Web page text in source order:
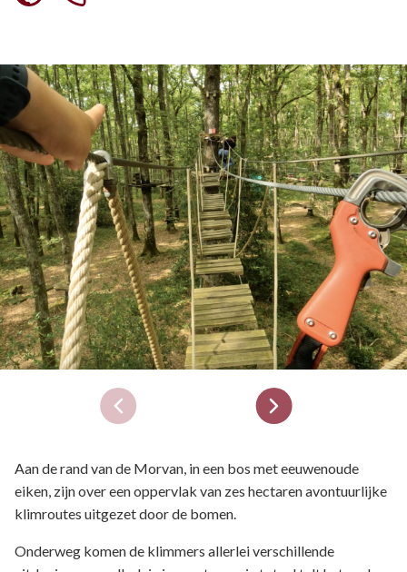
Aan de rand van de Morvan, in een bos met eeuwenoude
eiken, zijn over een oppervlak van zes hectaren avontuurlijke
klimroutes uitgezet door de bomen.
Onderweg komen de klimmers allerlei verschillende